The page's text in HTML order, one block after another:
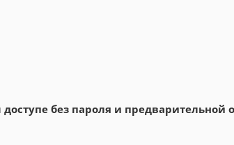
без пароля и предварительной